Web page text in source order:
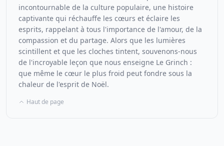
incontournable de la culture populaire, une histoire
captivante qui réchauffe les cœurs et éclaire les
esprits, rappelant à tous l'importance de l'amour, de la
compassion et du partage. Alors que les lumières
scintillent et que les cloches tintent, souvenons-nous
de l'incroyable leçon que nous enseigne Le Grinch :
que même le cœur le plus froid peut fondre sous la
chaleur de l'esprit de Noël.
Haut de page